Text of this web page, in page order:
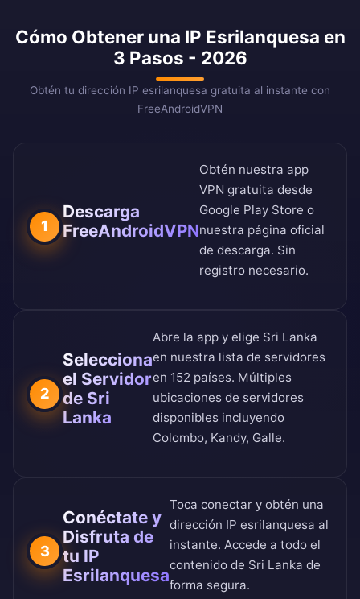
Cómo Obtener una IP Esrilanquesa en
3 Pasos - 2026
Obtén tu dirección IP esrilanquesa gratuita al instante con
FreeAndroidVPN
1
Descarga
FreeAndroidVPN
Obtén nuestra app
VPN gratuita desde
Google Play Store o
nuestra página oficial
de descarga. Sin
registro necesario.
2
Selecciona
el Servidor
de Sri
Lanka
Abre la app y elige Sri Lanka
en nuestra lista de servidores
en 152 países. Múltiples
ubicaciones de servidores
disponibles incluyendo
Colombo, Kandy, Galle.
3
Conéctate y
Disfruta de
tu IP
Esrilanquesa
Toca conectar y obtén una
dirección IP esrilanquesa al
instante. Accede a todo el
contenido de Sri Lanka de
forma segura.